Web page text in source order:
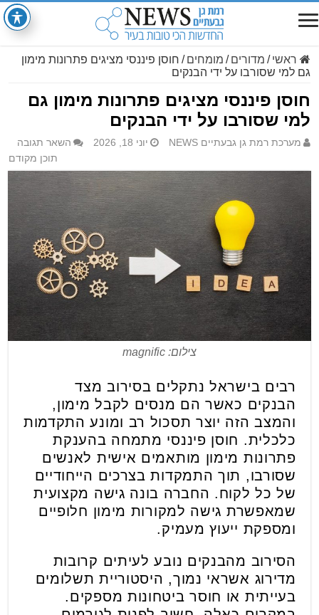
ראשי / מדורים / מומחים / חוסן פיננסי מציגים פתרונות מימון
גם למי שסורבו על ידי הבנקים
חוסן פיננסי מציגים פתרונות מימון גם
למי שסורבו על ידי הבנקים
מערכת רמת גן גבעתיים NEWS יוני 18, 2026
השאר תגובה
תוכן מקודם
צילום: magnific
רבים בישראל נתקלים בסירוב מצד
הבנקים כאשר הם מנסים לקבל מימון,
והמצב הזה יוצר תסכול רב ומונע התקדמות
כלכלית. חוסן פיננסי מתמחה בהענקת
פתרונות מימון מותאמים אישית לאנשים
שסורבו, תוך התמקדות בצרכים הייחודיים
של כל לקוח. החברה בונה גישה מקצועית
שמאפשרת גישה למקורות מימון חלופיים
ומספקת ייעוץ מעמיק.
הסירוב מהבנקים נובע לעיתים קרובות
מדירוג אשראי נמוך, היסטוריית תשלומים
בעייתית או חוסר ביטחונות מספקים.